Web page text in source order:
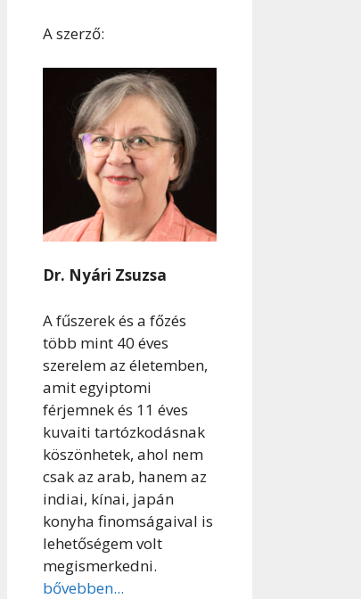
A szerző:
Dr. Nyári Zsuzsa
A fűszerek és a főzés
több mint 40 éves
szerelem az életemben,
amit egyiptomi
férjemnek és 11 éves
kuvaiti tartózkodásnak
köszönhetek, ahol nem
csak az arab, hanem az
indiai, kínai, japán
konyha finomságaival is
lehetőségem volt
megismerkedni.
bővebben...